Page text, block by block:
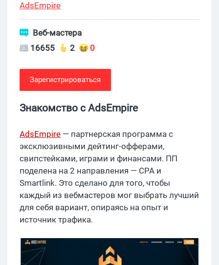
AdsEmpire
Веб-мастера
16655
2 0
Зарегистрироваться
Знакомство с AdsEmpire
AdsEmpire — партнерская программа с
эксклюзивными дейтинг-офферами,
свипстейками, играми и финансами. ПП
поделена на 2 направления — CPA и
Smartlink. Это сделано для того, чтобы
каждый из вебмастеров мог выбрать лучший
для себя вариант, опираясь на опыт и
источник трафика.